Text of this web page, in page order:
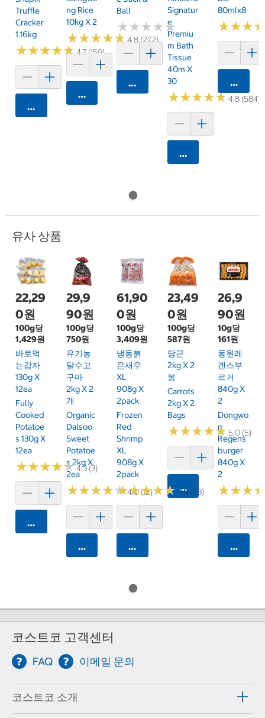
Truffle
Cracker
1.16kg
★★★★★
★★★★★4.7 (159)
카트에 담기
Ng Rice
10kg X 2
★★★★★
★★★★★4.8 (272)
카트에 담기
Ball
★★★★★
★★★★★
카트에 담기
Signatur
E
Premiu
M Bath
Tissue
40m X
30
★★★★★
★★★★★4.8 (584)
카트에 담기
80mlx8
★★★
★★★
카트에
유사 상품
22,29
0원
100g당
1,429원
바로먹
는감자
130g X
12ea
Fully
Cooked
Potatoe
S 130g X
12ea
★★★★★
★★★★★4.3 (3)
카트에 담기
29,9
90원
100g당
750원
유기농
달수고
구마
2kg X 2
개
Organic
Dalsoo
Sweet
Potatoe
S 2kg X
2ea
★★★★★
★★★★★4.0 (12)
카트에 담기
61,90
0원
100g당
3,409원
냉동붉
은새우
XL
908g X
2pack
Frozen
Red
Shrimp
XL
908g X
2pack
★★★★★
★★★★★ 4.6 (63)
카트에 담기
23,49
0원
100g당
587원
당근
2kg X 2
봉
Carrots
2kg X 2
Bags
★★★★★
★★★★★ 5.0 (5)
카트에 담기
26,9
90원
10g당
161원
동원레
겐스부
르거
840g X
2
Dongwo
N
Regens
Burger
840g X
2
★★★
★★★
카트에
코스트코 고객센터
FAQ 이메일 문의
코스트코 소개